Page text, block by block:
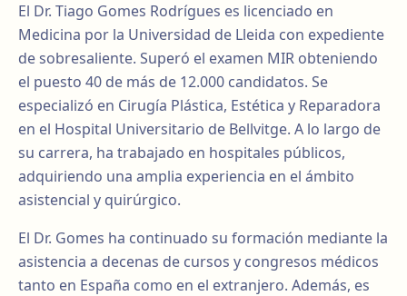
El Dr. Tiago Gomes Rodrígues es licenciado en
Medicina por la Universidad de Lleida con expediente
de sobresaliente. Superó el examen MIR obteniendo
el puesto 40 de más de 12.000 candidatos. Se
especializó en Cirugía Plástica, Estética y Reparadora
en el Hospital Universitario de Bellvitge. A lo largo de
su carrera, ha trabajado en hospitales públicos,
adquiriendo una amplia experiencia en el ámbito
asistencial y quirúrgico.
El Dr. Gomes ha continuado su formación mediante la
asistencia a decenas de cursos y congresos médicos
tanto en España como en el extranjero. Además, es